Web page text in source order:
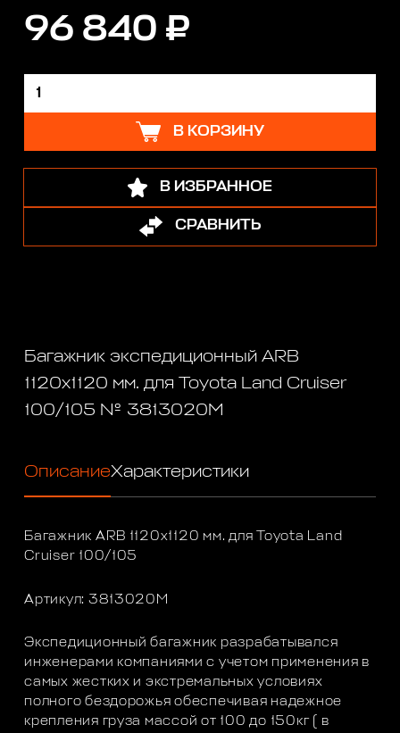
96 840 ₽
В КОРЗИНУ
В ИЗБРАННОЕ
СРАВНИТЬ
Багажник экспедиционный ARB
1120х1120 мм. для Toyota Land Cruiser
100/105 № 3813020M
ОписаниеХарактеристики
Багажник ARB 1120х1120 мм. для Toyota Land
Cruiser 100/105
Артикул: 3813020M
Экспедиционный багажник разрабатывался
инженерами компаниями с учетом применения в
самых жестких и экстремальных условиях
полного бездорожья обеспечивая надежное
крепления груза массой от 100 до 150кг ( в